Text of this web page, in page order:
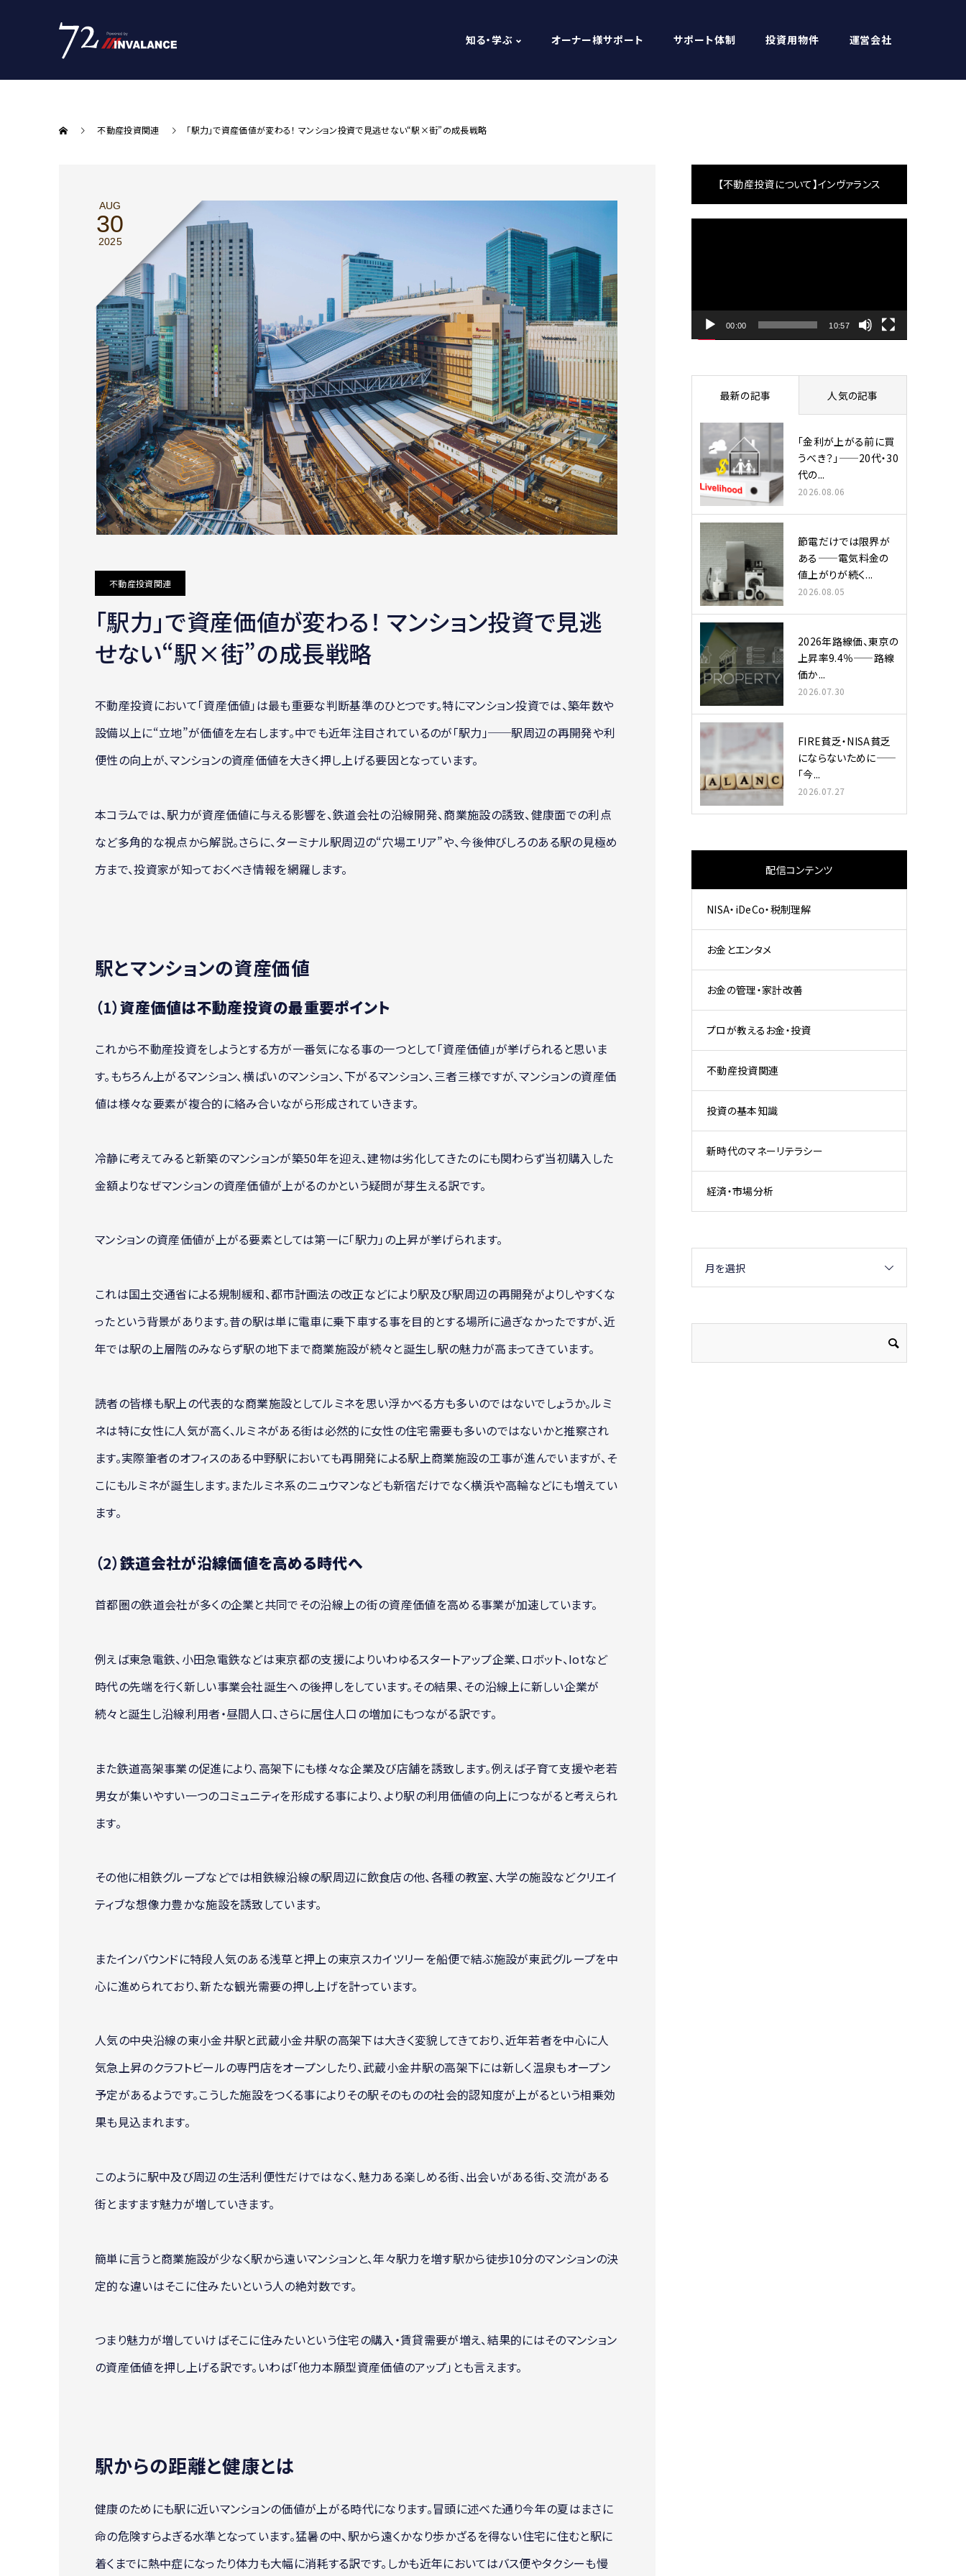
知る・学ぶ オーナー様サポート サポート体制 投資用物件 運営会社
不動産投資関連 ｢駅力｣で資産価値が変わる！ マンション投資で見逃せない“駅×街”の成長戦略
AUG
30
2025
不動産投資関連
｢駅力｣で資産価値が変わる！ マンション投資で見逃
せない“駅×街”の成長戦略
不動産投資において「資産価値」は最も重要な判断基準のひとつです。特にマンション投資では、築年数や
設備以上に“立地”が価値を左右します。中でも近年注目されているのが「駅力」──駅周辺の再開発や利
便性の向上が、マンションの資産価値を大きく押し上げる要因となっています。
本コラムでは、駅力が資産価値に与える影響を、鉄道会社の沿線開発、商業施設の誘致、健康面での利点
など多角的な視点から解説。さらに、ターミナル駅周辺の“穴場エリア”や、今後伸びしろのある駅の見極め
方まで、投資家が知っておくべき情報を網羅します。
駅とマンションの資産価値
（1）資産価値は不動産投資の最重要ポイント
これから不動産投資をしようとする方が一番気になる事の一つとして「資産価値」が挙げられると思いま
す。もちろん上がるマンション、横ばいのマンション、下がるマンション、三者三様ですが、マンションの資産価
値は様々な要素が複合的に絡み合いながら形成されていきます。
冷静に考えてみると新築のマンションが築50年を迎え、建物は劣化してきたのにも関わらず当初購入した
金額よりなぜマンションの資産価値が上がるのかという疑問が芽生える訳です。
マンションの資産価値が上がる要素としては第一に「駅力」の上昇が挙げられます。
これは国土交通省による規制緩和、都市計画法の改正などにより駅及び駅周辺の再開発がよりしやすくな
ったという背景があります。昔の駅は単に電車に乗下車する事を目的とする場所に過ぎなかったですが、近
年では駅の上層階のみならず駅の地下まで商業施設が続々と誕生し駅の魅力が高まってきています。
読者の皆様も駅上の代表的な商業施設としてルミネを思い浮かべる方も多いのではないでしょうか。ルミ
ネは特に女性に人気が高く、ルミネがある街は必然的に女性の住宅需要も多いのではないかと推察され
ます。実際筆者のオフィスのある中野駅においても再開発による駅上商業施設の工事が進んでいますが、そ
こにもルミネが誕生します。またルミネ系のニュウマンなども新宿だけでなく横浜や高輪などにも増えてい
ます。
（2）鉄道会社が沿線価値を高める時代へ
首都圏の鉄道会社が多くの企業と共同でその沿線上の街の資産価値を高める事業が加速しています。
例えば東急電鉄、小田急電鉄などは東京都の支援によりいわゆるスタートアップ企業、ロボット、Iotなど
時代の先端を行く新しい事業会社誕生への後押しをしています。その結果、その沿線上に新しい企業が
続々と誕生し沿線利用者・昼間人口、さらに居住人口の増加にもつながる訳です。
また鉄道高架事業の促進により、高架下にも様々な企業及び店舗を誘致します。例えば子育て支援や老若
男女が集いやすい一つのコミュニティを形成する事により、より駅の利用価値の向上につながると考えられ
ます。
その他に相鉄グループなどでは相鉄線沿線の駅周辺に飲食店の他、各種の教室、大学の施設などクリエイ
ティブな想像力豊かな施設を誘致しています。
またインバウンドに特段人気のある浅草と押上の東京スカイツリーを船便で結ぶ施設が東武グループを中
心に進められており、新たな観光需要の押し上げを計っています。
人気の中央沿線の東小金井駅と武蔵小金井駅の高架下は大きく変貌してきており、近年若者を中心に人
気急上昇のクラフトビールの専門店をオープンしたり、武蔵小金井駅の高架下には新しく温泉もオープン
予定があるようです。こうした施設をつくる事によりその駅そのものの社会的認知度が上がるという相乗効
果も見込まれます。
このように駅中及び周辺の生活利便性だけではなく、魅力ある楽しめる街、出会いがある街、交流がある
街とますます魅力が増していきます。
簡単に言うと商業施設が少なく駅から遠いマンションと、年々駅力を増す駅から徒歩10分のマンションの決
定的な違いはそこに住みたいという人の絶対数です。
つまり魅力が増していけばそこに住みたいという住宅の購入・賃貸需要が増え、結果的にはそのマンション
の資産価値を押し上げる訳です。いわば「他力本願型資産価値のアップ」とも言えます。
駅からの距離と健康とは
健康のためにも駅に近いマンションの価値が上がる時代になります。冒頭に述べた通り今年の夏はまさに
命の危険すらよぎる水準となっています。猛暑の中、駅から遠くかなり歩かざるを得ない住宅に住むと駅に
着くまでに熱中症になったり体力も大幅に消耗する訳です。しかも近年においてはバス便やタクシーも慢
【不動産投資について】インヴァランス
ー
00:00 10:57
最新の記事 人気の記事
「金利が上がる前に買
うべき？」——20代・30
代の...
2026.08.06
節電だけでは限界が
ある——電気料金の
値上がりが続く...
2026.08.05
2026年路線価、東京の
上昇率9.4％——路線
価か...
2026.07.30
FIRE貧乏・NISA貧乏
にならないために——
「今...
2026.07.27
配信コンテンツ
NISA・iDeCo・税制理解
お金とエンタメ
お金の管理・家計改善
プロが教えるお金・投資
不動産投資関連
投資の基本知識
新時代のマネーリテラシー
経済・市場分析
月を選択